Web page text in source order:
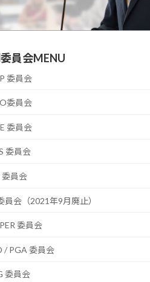
員会MENU
委員会
委員会
委員会
委員会
委員会
員会（2021年9月廃止）
委員会
/ PGA 委員会
委員会